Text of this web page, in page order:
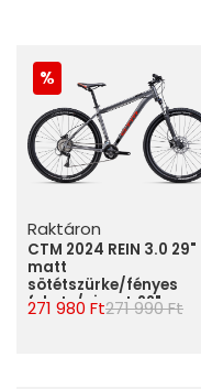
Raktáron
CTM 2024 REIN 3.0 29"
matt
sötétszürke/fényes
fekete/piros L 22"
kerékpár
271 980 Ft271 990 Ft